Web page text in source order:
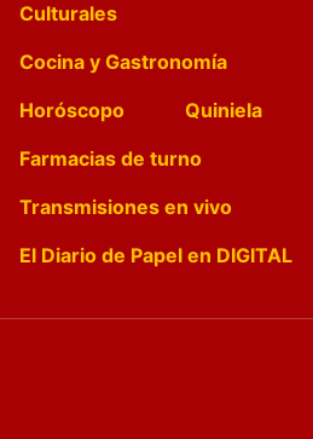
Culturales
Cocina y Gastronomía
Horóscopo
Quiniela
Farmacias de turno
Transmisiones en vivo
El Diario de Papel en DIGITAL